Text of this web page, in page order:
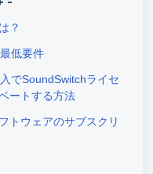
？
低要件
でSoundSwitchライセ
ートする方法
トウェアのサブスクリ